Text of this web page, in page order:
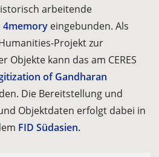
arbeitende
4memory eingebunden. Als
Projekt zur
Objekte kann das am CERES
of Gandharan
Die Bereitstellung und
Objektdaten erfolgt dabei in
FID Südasien.